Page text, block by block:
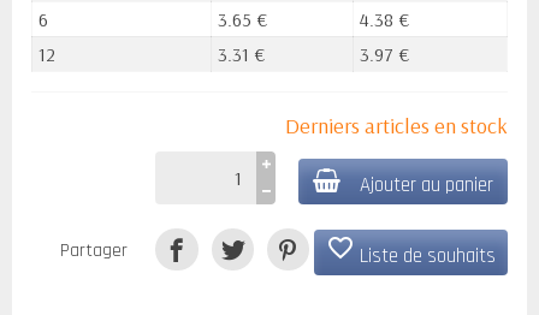
6
3.65 €
4.38 €
12
3.31 € 3.97 €
Derniers articles en stock
Ajouter au panier
favorite_border Liste de souhaits
Partager